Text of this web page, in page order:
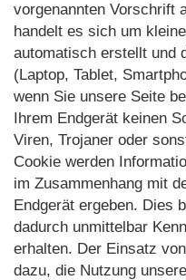
vorgenannten Vorschrift
handelt es sich um
automatisch erstellt und
(Laptop, Tablet,
wenn Sie unsere Seite
Ihrem Endgerät keinen
Viren, Trojaner oder
Cookie werden
im Zusammenhang mit
Endgerät ergeben. Dies
dadurch unmittelbar
erhalten. Der Einsatz
dazu, die Nutzung